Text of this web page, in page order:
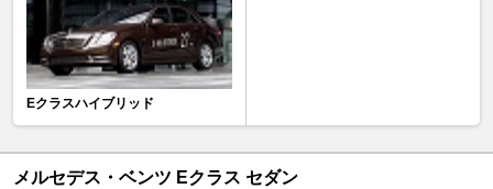
Eクラスハイブリッド
メルセデス・ベンツ Eクラス セダン